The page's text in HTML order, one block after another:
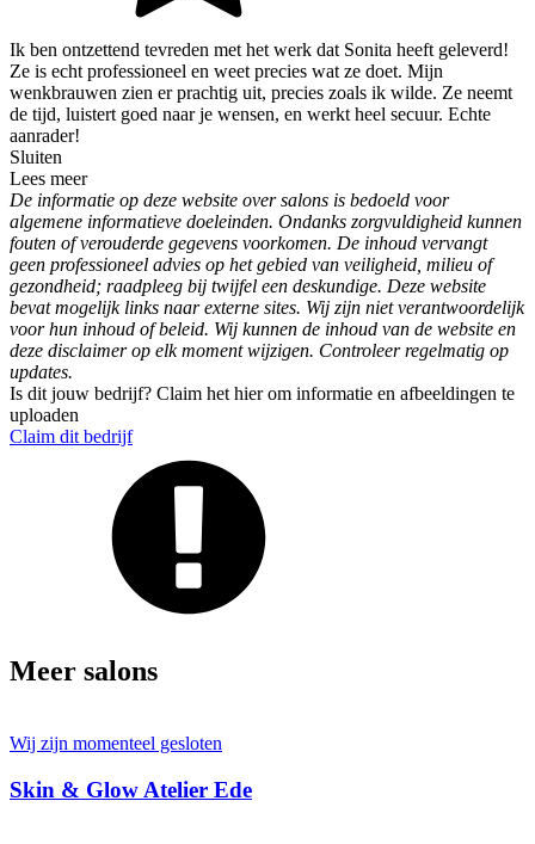
Ik ben ontzettend tevreden met het werk dat Sonita heeft geleverd!
Ze is echt professioneel en weet precies wat ze doet. Mijn
wenkbrauwen zien er prachtig uit, precies zoals ik wilde. Ze neemt
de tijd, luistert goed naar je wensen, en werkt heel secuur. Echte
aanrader!
Sluiten
Lees meer
De informatie op deze website over salons is bedoeld voor
algemene informatieve doeleinden. Ondanks zorgvuldigheid kunnen
fouten of verouderde gegevens voorkomen. De inhoud vervangt
geen professioneel advies op het gebied van veiligheid, milieu of
gezondheid; raadpleeg bij twijfel een deskundige. Deze website
bevat mogelijk links naar externe sites. Wij zijn niet verantwoordelijk
voor hun inhoud of beleid. Wij kunnen de inhoud van de website en
deze disclaimer op elk moment wijzigen. Controleer regelmatig op
updates.
Is dit jouw bedrijf? Claim het hier om informatie en afbeeldingen te
uploaden
Claim dit bedrijf
Meer salons
Wij zijn momenteel gesloten
Skin & Glow Atelier Ede